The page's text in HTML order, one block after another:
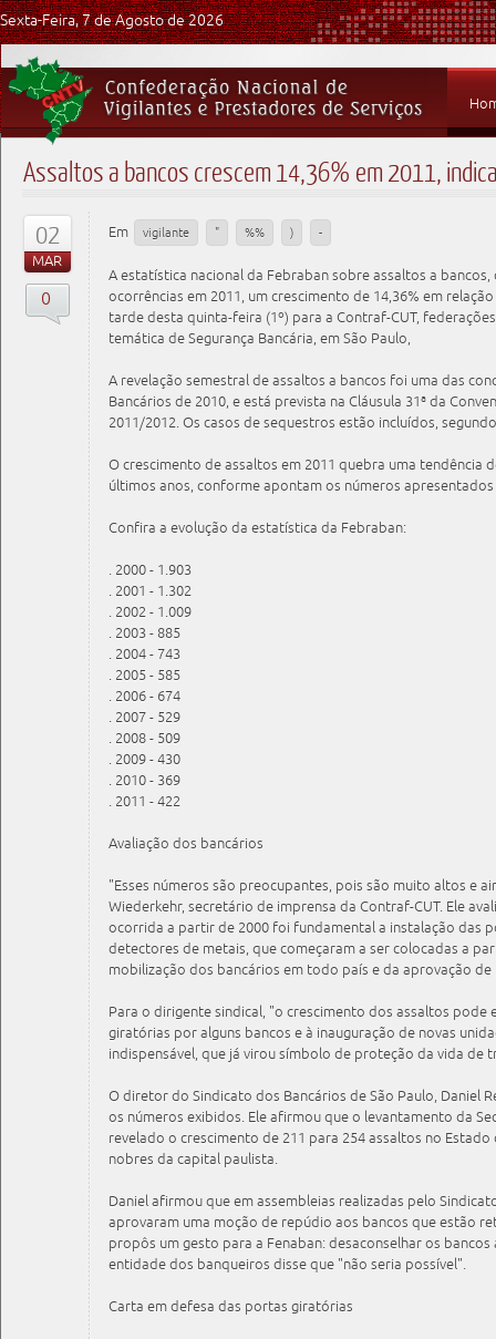
Sexta-Feira, 7 de Agosto de 2026
Assaltos a bancos crescem 14,36% em 2011,
02
MAR
0
Em vigilante " %% ) -
A estatística nacional da Febraban sobre assaltos a
ocorrências em 2011, um crescimento de 14,36% em
tarde desta quinta-feira (1º) para a Contraf-CUT,
temática de Segurança Bancária, em São Paulo,
A revelação semestral de assaltos a bancos foi uma das
Bancários de 2010, e está prevista na Cláusula 31ª da
2011/2012. Os casos de sequestros estão incluídos,
O crescimento de assaltos em 2011 quebra uma tendência
últimos anos, conforme apontam os números apresentados
Confira a evolução da estatística da Febraban:
. 2000 - 1.903
. 2001 - 1.302
. 2002 - 1.009
. 2003 - 885
. 2004 - 743
. 2005 - 585
. 2006 - 674
. 2007 - 529
. 2008 - 509
. 2009 - 430
. 2010 - 369
. 2011 - 422
Avaliação dos bancários
"Esses números são preocupantes, pois são muito altos e
Wiederkehr, secretário de imprensa da Contraf-CUT. Ele
ocorrida a partir de 2000 foi fundamental a instalação das
detectores de metais, que começaram a ser colocadas a
mobilização dos bancários em todo país e da aprovação de
Para o dirigente sindical, "o crescimento dos assaltos
giratórias por alguns bancos e à inauguração de novas
indispensável, que já virou símbolo de proteção da vida de
O diretor do Sindicato dos Bancários de São Paulo, Daniel
os números exibidos. Ele afirmou que o levantamento da
revelado o crescimento de 211 para 254 assaltos no
nobres da capital paulista.
Daniel afirmou que em assembleias realizadas pelo
aprovaram uma moção de repúdio aos bancos que estão
propôs um gesto para a Fenaban: desaconselhar os
entidade dos banqueiros disse que "não seria possível".
Carta em defesa das portas giratórias